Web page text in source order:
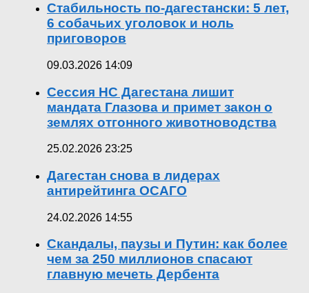
Стабильность по-дагестански: 5 лет,
6 собачьих уголовок и ноль
приговоров
09.03.2026 14:09
Сессия НС Дагестана лишит
мандата Глазова и примет закон о
землях отгонного животноводства
25.02.2026 23:25
Дагестан снова в лидерах
антирейтинга ОСАГО
24.02.2026 14:55
Скандалы, паузы и Путин: как более
чем за 250 миллионов спасают
главную мечеть Дербента